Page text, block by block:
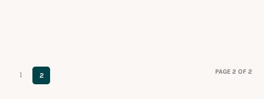
1 2 PAGE 2 OF 2